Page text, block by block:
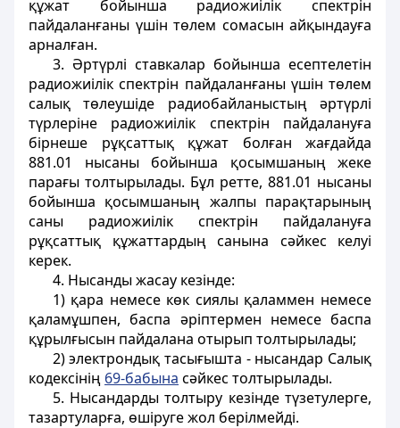
құжат бойынша радиожиілік спектрін
пайдаланғаны үшін төлем сомасын айқындауға
арналған.
3. Әртүрлі ставкалар бойынша есептелетін
радиожиілік спектрін пайдаланғаны үшін төлем
салық төлеушіде радиобайланыстың әртүрлі
түрлеріне радиожиілік спектрін пайдалануға
бірнеше рұқсаттық құжат болған жағдайда
881.01 нысаны бойынша қосымшаның жеке
парағы толтырылады. Бұл ретте, 881.01 нысаны
бойынша қосымшаның жалпы парақтарының
саны радиожиілік спектрін пайдалануға
рұқсаттық құжаттардың санына сәйкес келуі
керек.
4. Нысанды жасау кезінде:
1) қара немесе көк сиялы қаламмен немесе
қаламұшпен, баспа әріптермен немесе баспа
құрылғысын пайдалана отырып толтырылады;
2) электрондық тасығышта - нысандар Салық
кодексінің 69-бабына сәйкес толтырылады.
5. Нысандарды толтыру кезінде түзетулерге,
тазартуларға, өшіруге жол берілмейді.